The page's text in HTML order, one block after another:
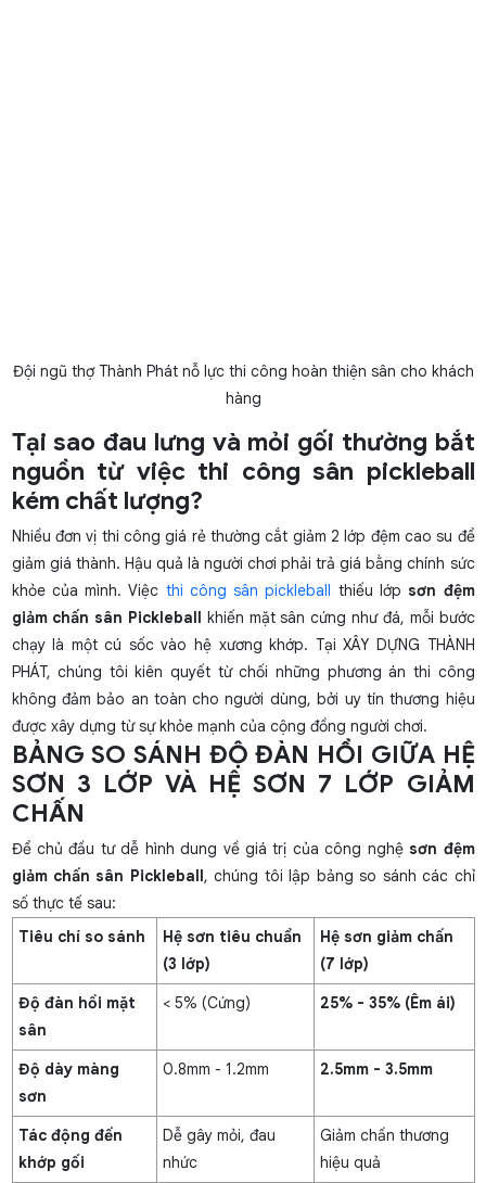
Đội ngũ thợ Thành Phát nỗ lực thi công hoàn thiện sân cho khách
hàng
Tại sao đau lưng và mỏi gối thường bắt
nguồn từ việc thi công sân pickleball
kém chất lượng?
Nhiều đơn vị thi công giá rẻ thường cắt giảm 2 lớp đệm cao su để
giảm giá thành. Hậu quả là người chơi phải trả giá bằng chính sức
khỏe của mình. Việc thi công sân pickleball thiếu lớp sơn đệm
giảm chấn sân Pickleball khiến mặt sân cứng như đá, mỗi bước
chạy là một cú sốc vào hệ xương khớp. Tại XÂY DỰNG THÀNH
PHÁT, chúng tôi kiên quyết từ chối những phương án thi công
không đảm bảo an toàn cho người dùng, bởi uy tín thương hiệu
được xây dựng từ sự khỏe mạnh của cộng đồng người chơi.
BẢNG SO SÁNH ĐỘ ĐÀN HỒI GIỮA HỆ
SƠN 3 LỚP VÀ HỆ SƠN 7 LỚP GIẢM
CHẤN
Để chủ đầu tư dễ hình dung về giá trị của công nghệ sơn đệm
giảm chấn sân Pickleball, chúng tôi lập bảng so sánh các chỉ
số thực tế sau:
Tiêu chí so sánh
Hệ sơn tiêu chuẩn
(3 lớp)
Hệ sơn giảm chấn
(7 lớp)
Độ đàn hồi mặt
sân
< 5% (Cứng) 25% - 35% (Êm ái)
Độ dày màng
sơn
0.8mm - 1.2mm 2.5mm - 3.5mm
Tác động đến
khớp gối
Dễ gây mỏi, đau
nhức
Giảm chấn thương
hiệu quả